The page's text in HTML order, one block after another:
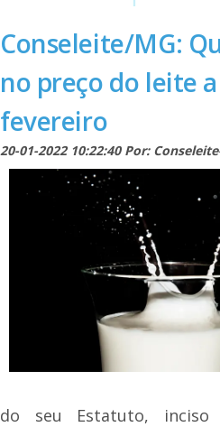
Conseleite/MG:
no preço do leite
fevereiro
20-01-2022 10:22:40 Por:
do seu Estatuto,